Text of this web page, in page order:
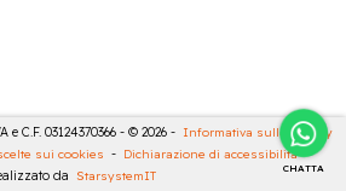
CHATTA
e C.F. 03124370366 - © 2026 - Informativa sulla privacy
sui cookies - Dichiarazione di accessibilità -
da StarsystemIT